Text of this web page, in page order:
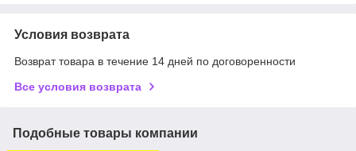
Условия возврата
Возврат товара в течение 14 дней по договоренности
Все условия возврата
Подобные товары компании